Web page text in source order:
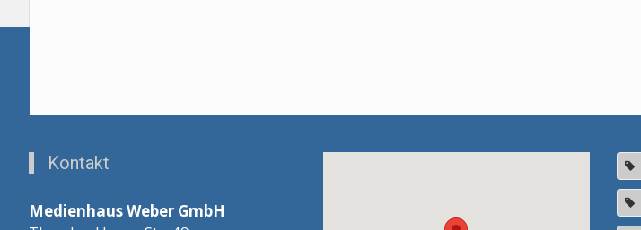
Kontakt
Medienhaus Weber GmbH